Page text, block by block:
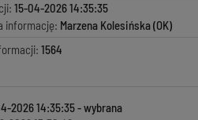
15-04-2026 14:35:35
informację: Marzena Kolesińska (OK)
1564
2026 14:35:35